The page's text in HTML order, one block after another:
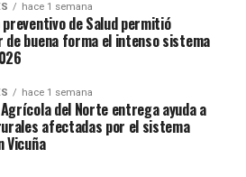
hace 1 semana
preventivo de Salud permitió
buena forma el intenso sistema
hace 1 semana
del Norte entrega ayuda a
afectadas por el sistema
Vicuña